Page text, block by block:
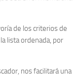
de los criterios de
lista ordenada, por
nos facilitará una